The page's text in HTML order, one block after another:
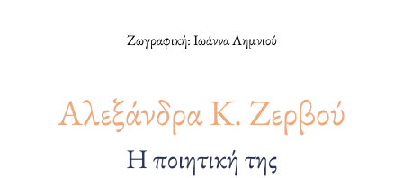
Ζωγραφική: Ιωάννα Λημνιού
Αλεξάνδρα Κ. Ζερβού
Η ποιητική της